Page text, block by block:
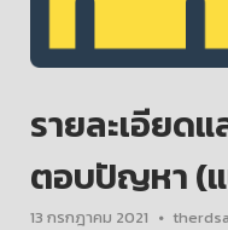
รายละเอียด
ตอบปัญหา (
13 กรกฎาคม 2021